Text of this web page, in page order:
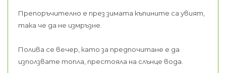
Препоръчително е през зимата къпините са увият,
така че да не измръзне.
Полива се вечер, като за предпочитане е да
използвате топла, престояла на слънце вода.